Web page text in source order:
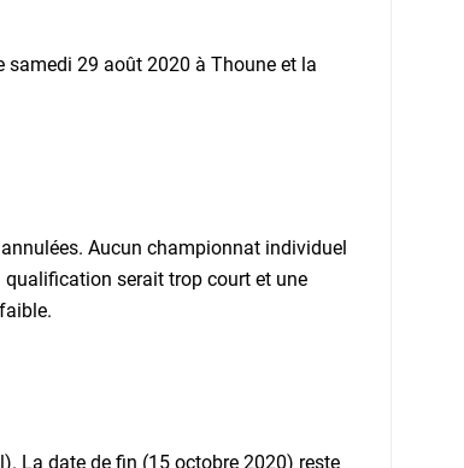
samedi 29 août 2020 à Thoune et la
Aucun championnat individuel
serait trop court et une
La date de fin (15 octobre 2020) reste